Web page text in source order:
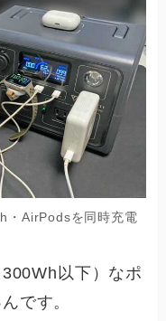
・AirPodsを同時充電
300Wh以下）なポ
んです。